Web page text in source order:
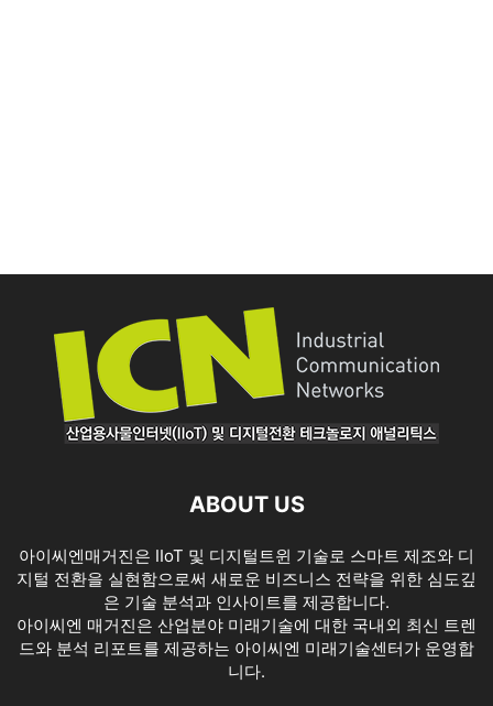
ABOUT US
아이씨엔매거진은 IIoT 및 디지털트윈 기술로 스마트 제조와 디
지털 전환을 실현함으로써 새로운 비즈니스 전략을 위한 심도깊
은 기술 분석과 인사이트를 제공합니다.
아이씨엔 매거진은 산업분야 미래기술에 대한 국내외 최신 트렌
드와 분석 리포트를 제공하는 아이씨엔 미래기술센터가 운영합
니다.